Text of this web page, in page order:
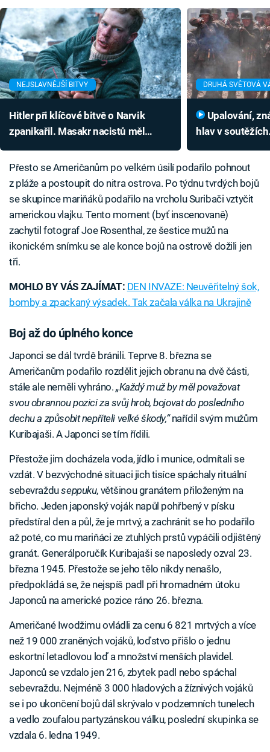
NEJSLAVNĚJŠÍ BITVY
Hitler při klíčové bitvě o Narvik
zpanikařil. Masakr nacistů měl
DRUHÁ SVĚTOVÁ
hlav v
spravedlnost
Přesto se Američanům po velkém úsilí podařilo pohnout
z pláže a postoupit do nitra ostrova. Po týdnu tvrdých bojů
se skupince mariňáků podařilo na vrcholu Suribači vztyčit
americkou vlajku. Tento moment (byť inscenovaně)
zachytil fotograf Joe Rosenthal, ze šestice mužů na
ikonickém snímku se ale konce bojů na ostrově dožili jen
tři.
MOHLO BY VÁS ZAJÍMAT: DEN INVAZE: Neuvěřitelný šok,
bomby a zpackaný výsadek. Tak začala válka na Ukrajině
Boj až do úplného konce
Japonci se dál tvrdě bránili. Teprve 8. března se
Američanům podařilo rozdělit jejich obranu na dvě části,
stále ale neměli vyhráno.„Každý muž by měl považovat
svou obrannou pozici za svůj hrob, bojovat do posledního
dechu a způsobit nepříteli velké škody,“nařídil svým mužům
Kuribajaši. A Japonci se tím řídili.
Přestože jim docházela voda, jídlo i munice, odmítali se
vzdát. V bezvýchodné situaci jich tisíce spáchaly rituální
sebevražduseppuku, většinou granátem přiloženým na
břicho. Jeden japonský voják napůl pohřbený v písku
předstíral den a půl, že je mrtvý, a zachránit se ho podařilo
až poté, co mu mariňáci ze ztuhlých prstů vypáčili odjištěný
granát. Generálporučík Kuribajaši se naposledy ozval 23.
března 1945. Přestože se jeho tělo nikdy nenašlo,
předpokládá se, že nejspíš padl při hromadném útoku
Japonců na americké pozice ráno 26. března.
Američané Iwodžimu ovládli za cenu 6 821 mrtvých a více
než 19 000 zraněných vojáků, loďstvo přišlo o jednu
eskortní letadlovou loď a množství menších plavidel.
Japonců se vzdalo jen 216, zbytek padl nebo spáchal
sebevraždu. Nejméně 3 000 hladových a žíznivých vojáků
se i po ukončení bojů dál skrývalo v podzemních tunelech
a vedlo zoufalou partyzánskou válku, poslední skupinka se
vzdala 6. ledna 1949.